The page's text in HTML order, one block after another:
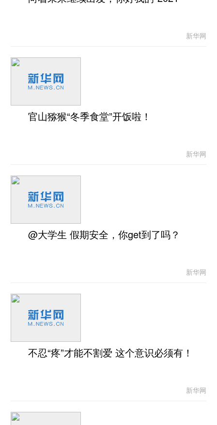
新华网
官山猕猴“冬季食堂”开饭啦！
新华网
@大学生 假期安全，你get到了吗？
新华网
不忍“疼”才能不割爱 这个意识必须有！
新华网